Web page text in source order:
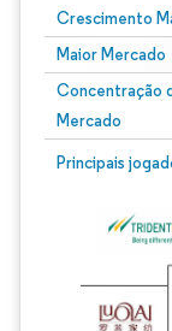
Crescimento
Maior Mercado
Concentração
Mercado
Principais
Imagem © Mordor